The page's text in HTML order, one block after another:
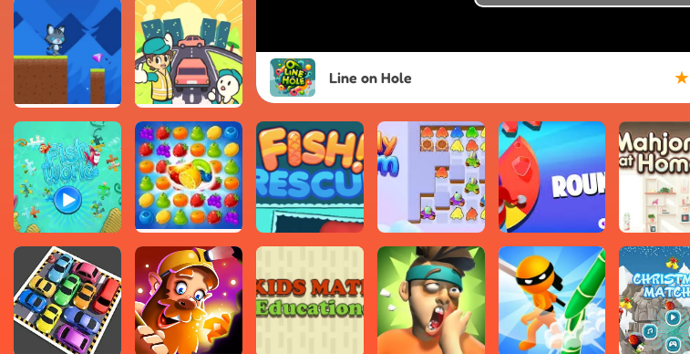
Line on Hole ★